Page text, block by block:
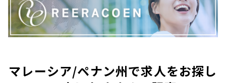
マレーシア/ペナン州で求人をお探し